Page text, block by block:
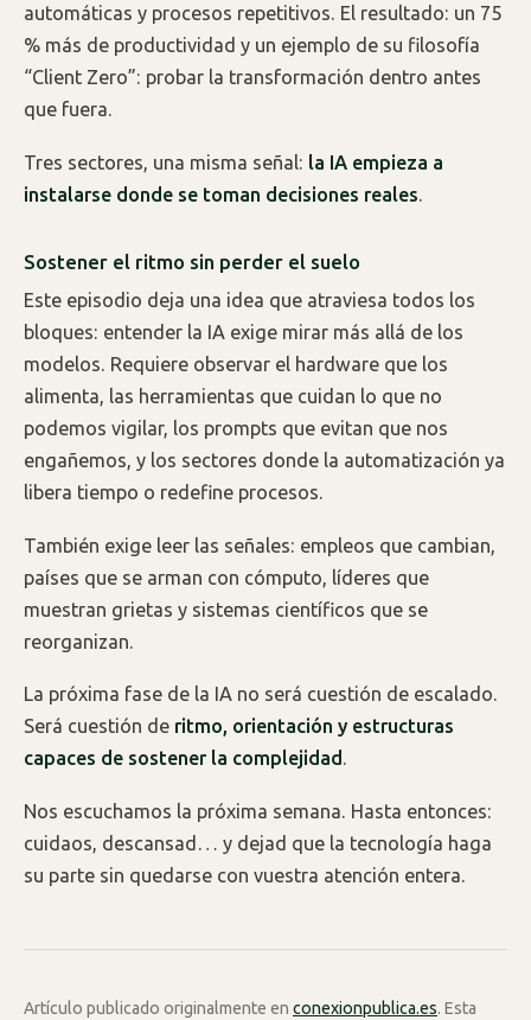
automáticas y procesos repetitivos. El resultado: un 75
% más de productividad y un ejemplo de su filosofía
“Client Zero”: probar la transformación dentro antes
que fuera.
Tres sectores, una misma señal: la IA empieza a
instalarse donde se toman decisiones reales
Sostener el ritmo sin perder el suelo
Este episodio deja una idea que atraviesa todos los
bloques: entender la IA exige mirar más allá de los
modelos. Requiere observar el hardware que los
alimenta, las herramientas que cuidan lo que no
podemos vigilar, los prompts que evitan que nos
engañemos, y los sectores donde la automatización ya
libera tiempo o redefine procesos.
También exige leer las señales: empleos que cambian,
países que se arman con cómputo, líderes que
muestran grietas y sistemas científicos que se
reorganizan.
La próxima fase de la IA no será cuestión de escalado.
Será cuestión de ritmo, orientación y estructuras
capaces de sostener la complejidad.
Nos escuchamos la próxima semana. Hasta entonces:
cuidaos, descansad… y dejad que la tecnología haga
su parte sin quedarse con vuestra atención entera.
Artículo publicado originalmente en conexionpublica.es. Esta